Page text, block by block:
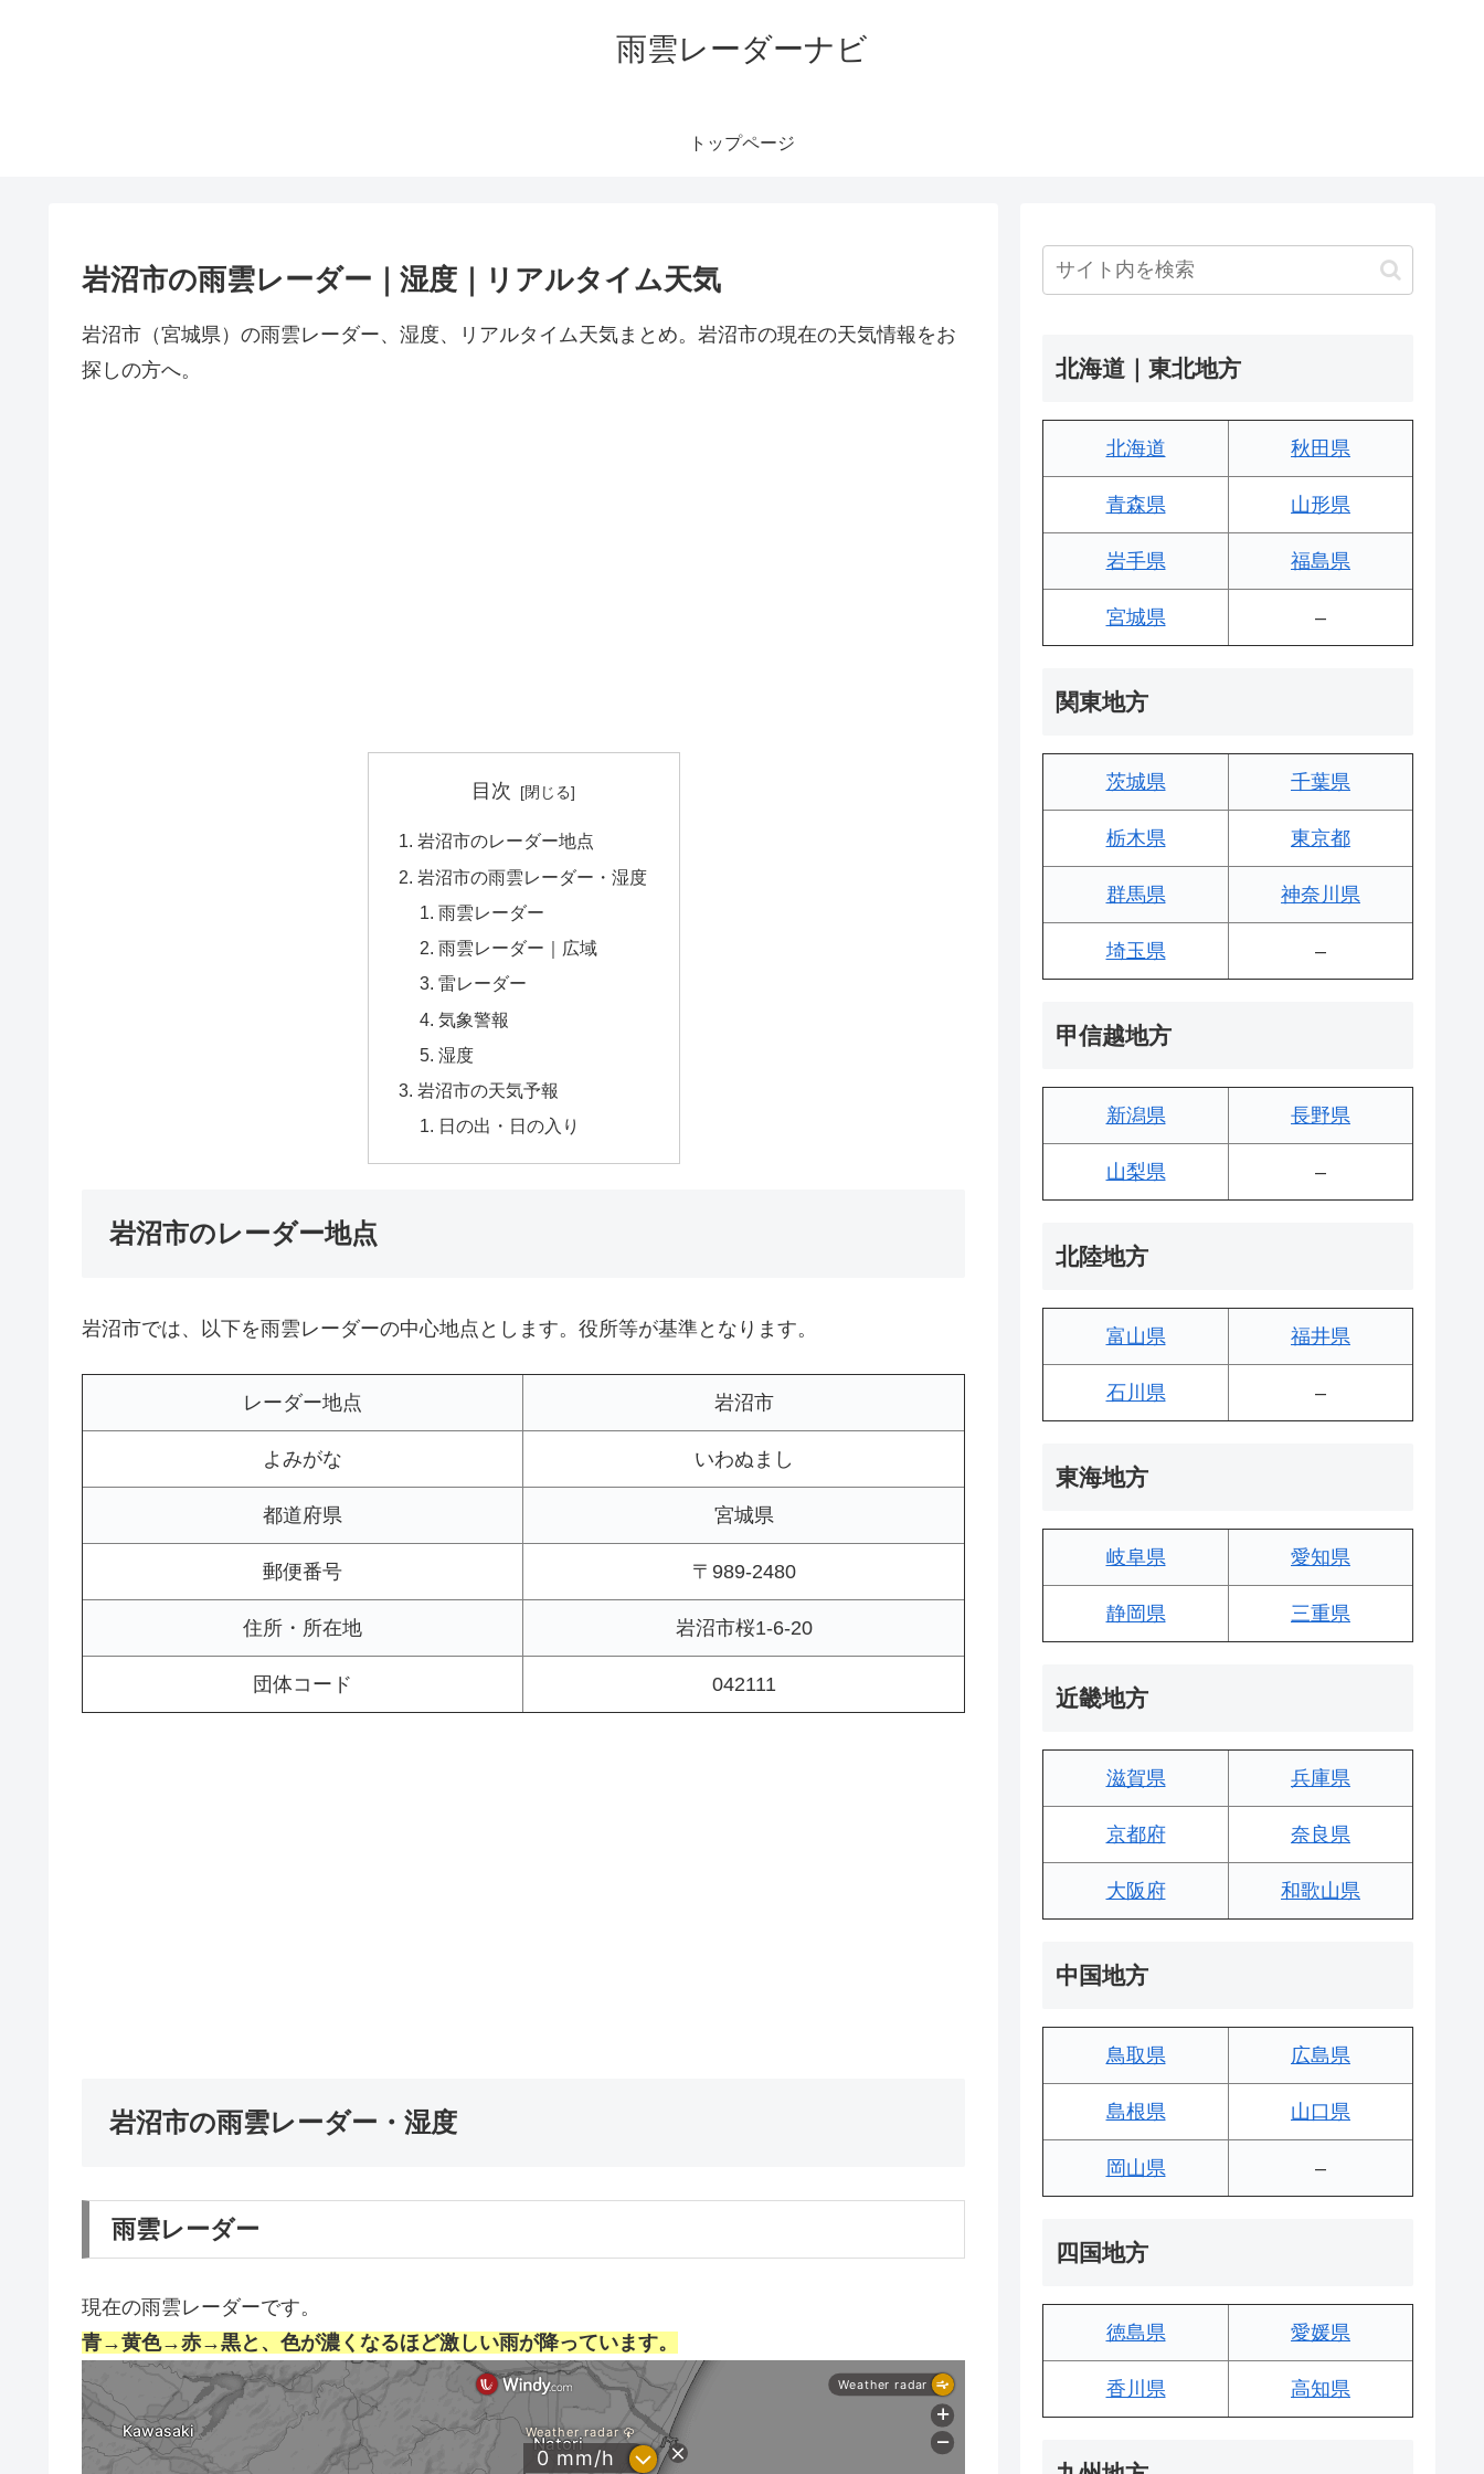
雨雲レーダーナビ
トップページ
岩沼市の雨雲レーダー｜湿度｜リアルタイム天気
岩沼市（宮城県）の雨雲レーダー、湿度、リアルタイム天気まとめ。岩沼市の現在の天気情報をお
探しの方へ。
目次
岩沼市のレーダー地点
岩沼市の雨雲レーダー・湿度
雨雲レーダー
雨雲レーダー｜広域
雷レーダー
気象警報
湿度
岩沼市の天気予報
日の出・日の入り
岩沼市のレーダー地点
岩沼市では、以下を雨雲レーダーの中心地点とします。役所等が基準となります。
レーダー地点 岩沼市
よみがな いわぬまし
都道府県 宮城県
郵便番号 〒989-2480
住所・所在地 岩沼市桜1-6-20
団体コード 042111
岩沼市の雨雲レーダー・湿度
雨雲レーダー
現在の雨雲レーダーです。
青→黄色→赤→黒と、色が濃くなるほど激しい雨が降っています。
北海道｜東北地方
北海道 秋田県
青森県 山形県
岩手県 福島県
宮城県 –
関東地方
茨城県 千葉県
栃木県 東京都
群馬県 神奈川県
埼玉県 –
甲信越地方
新潟県 長野県
山梨県 –
北陸地方
富山県 福井県
石川県 –
東海地方
岐阜県 愛知県
静岡県 三重県
近畿地方
滋賀県 兵庫県
京都府 奈良県
大阪府 和歌山県
中国地方
鳥取県 広島県
島根県 山口県
岡山県 –
四国地方
徳島県 愛媛県
香川県 高知県